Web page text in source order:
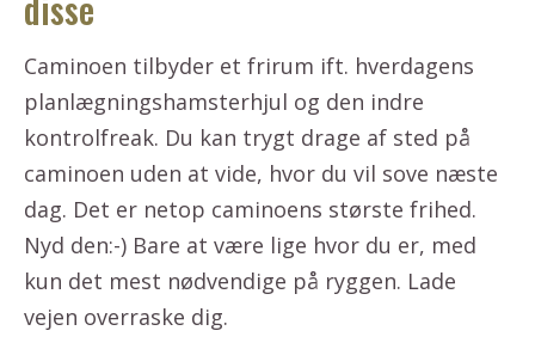
Caminoen tilbyder et frirum ift. hverdagens
planlægningshamsterhjul og den indre
kontrolfreak. Du kan trygt drage af sted på
caminoen uden at vide, hvor du vil sove næste
dag. Det er netop caminoens største frihed.
Nyd den:-) Bare at være lige hvor du er, med
kun det mest nødvendige på ryggen. Lade
vejen overraske dig.